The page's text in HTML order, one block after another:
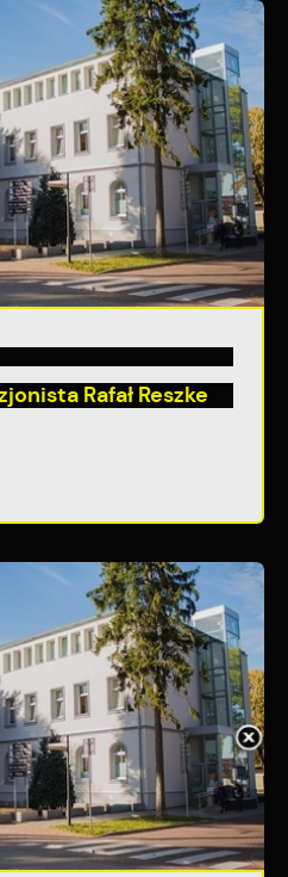
Rafał Reszke
mogą pojawić się na
lub firm będących naszymi
usług. Firmy te działają w
nasze treści w
mediów